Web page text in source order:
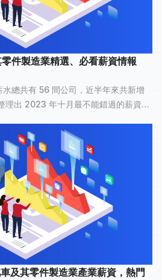
件製造業精選、必看薪資情報
總共有 56 間公司，近半年來共新增
，可以快速了解汽車及其零件製造業
及其零件製造業產業薪資，熱門